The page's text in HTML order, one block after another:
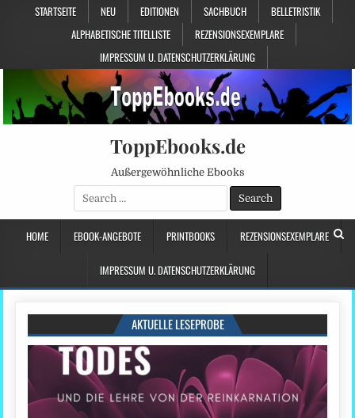
STARTSEITE NEU EDITIONEN SACHBUCH
BELLETRISTIK
ALPHABETISCHE TITELLISTE
REZENSIONSEXEMPLARE
IMPRESSUM U. DATENSCHUTZERKLÄRUNG
ToppEbooks.de
Außergewöhnliche Ebooks
Search
for:
HOME EBOOK-ANGEBOTE PRINTBOOKS REZENSIONSEXEMPLARE
IMPRESSUM U. DATENSCHUTZERKLÄRUNG
AKTUELLE LESEPROBE